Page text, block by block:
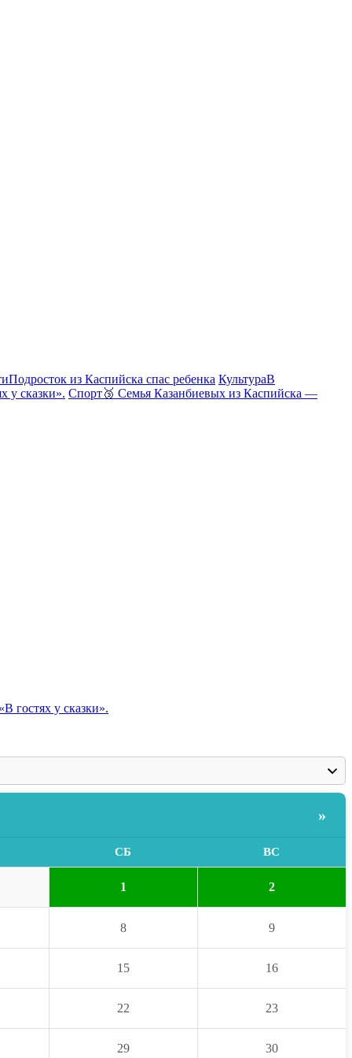
Подросток из Каспийска спас ребенка КультураВ
у сказки». Спорт🥉 Семья Казанбиевых из Каспийска —
гостях у сказки».
»
СБ ВС
1 2
8 9
15 16
22 23
29 30